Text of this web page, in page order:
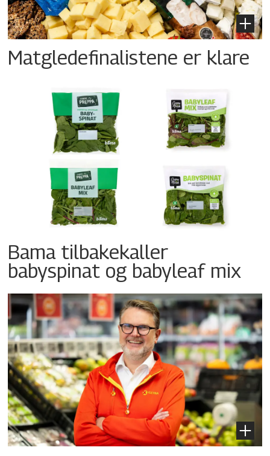
Matgledefinalistene er klare
Bama tilbakekaller
babyspinat og babyleaf mix